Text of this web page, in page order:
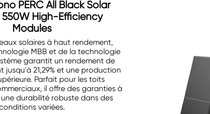
PERC All Black Solar
550W High-Efficiency
Modules
solaires à haut rendement,
MBB et de la technologie
garantit un rendement de
jusqu'à 21,29% et une production
Parfait pour les toits
il offre des garanties à
durabilité robuste dans des
variées.